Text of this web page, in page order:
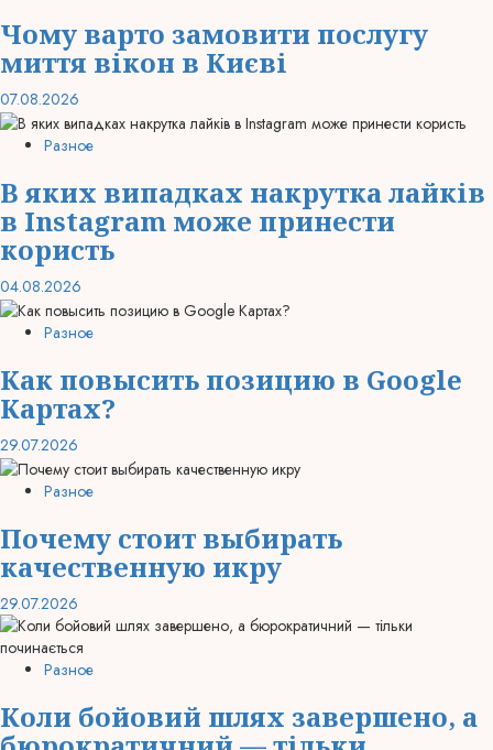
Чому варто замовити послугу
миття вікон в Києві
07.08.2026
Разное
В яких випадках накрутка лайків
в Instagram може принести
користь
04.08.2026
Разное
Как повысить позицию в Google
Картах?
29.07.2026
Разное
Почему стоит выбирать
качественную икру
29.07.2026
Разное
Коли бойовий шлях завершено, а